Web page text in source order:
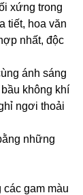
xứng trong
tiết, hoa văn
nhất, độc
ánh sáng
không khí
ngơi thoải
những
gam màu